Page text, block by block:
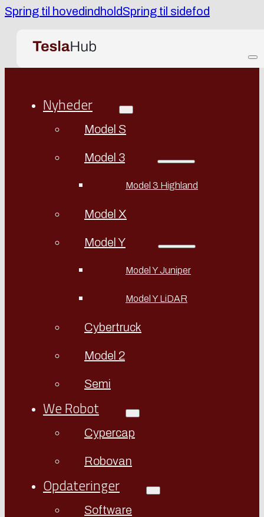
Spring til hovedindholdSpring til sidefod
Nyheder
Model S
Model 3
Model 3 Highland
Model X
Model Y
Model Y Juniper
Model Y LiDAR
Cybertruck
Model 2
Semi
We Robot
Cypercap
Robovan
Opdateringer
Software